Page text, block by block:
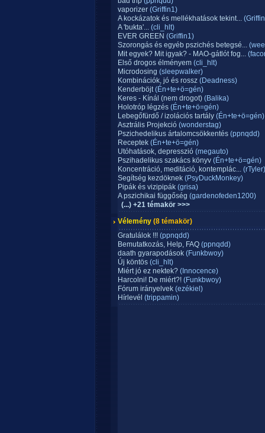
vaporizer (Griffin1)
A kockázatok és mellékhatások tekint...
A 'bukta'... (cli_hlt)
EVER GREEN (Griffin1)
Szorongás és egyéb pszichés betegsé...
Mit egyek? Mit igyak? - MAO-gátlót fog...
Első drogos élményem (cli_hlt)
Microdosing (sleepwalker)
Kombinációk, jó és rossz (Deadness)
Kenderböjt(Én+te+ö=gén)
Keres - Kínál (nem drogot) (Balika)
Holotróp légzés (Én+te+ö=gén)
Lebegőfürdő / izolációs tartály (Én+te+ö=gén)
Asztrális Projekció (wonderstag)
Pszichedelikus ártalomcsökkentés (ppnqdd)
Receptek (Én+te+ö=gén)
Utóhatások, depresszió (megauto)
Pszihadelikus szakács könyv (Én+te+ö=gén)
Koncentráció, meditáció, kontemplác... (rTyler)
Segítség kezdöknek (PsyDuckMonkey)
Pipák és vizipipák (grisa)
A pszichikai függőség (gardenofeden1200)
(...) +21 témakör >>>
Vélemény (8 témakör)
Gratulálok !!! (ppnqdd)
Bemutatkozás, Help, FAQ (ppnqdd)
daath gyarapodások (Funkbwoy)
Új köntös (cli_hlt)
Miért jó ez nektek? (Innocence)
Harcolni! De miért?! (Funkbwoy)
Fórum irányelvek (ezékiel)
Hírlevél (trippamin)